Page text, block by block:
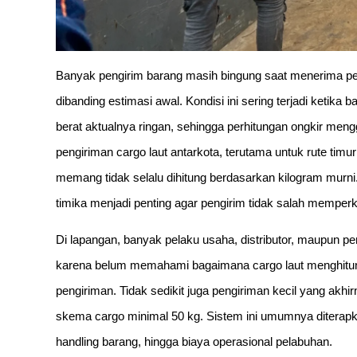
Banyak pengirim barang masih bingung saat menerima
dibanding estimasi awal. Kondisi ini sering terjadi ketika
berat aktualnya ringan, sehingga perhitungan ongkir
pengiriman cargo laut antarkota, terutama untuk rute
memang tidak selalu dihitung berdasarkan kilogram
timika menjadi penting agar pengirim tidak salah
Di lapangan, banyak pelaku usaha, distributor, maupun
karena belum memahami bagaimana cargo laut
pengiriman. Tidak sedikit juga pengiriman kecil yang
skema cargo minimal 50 kg. Sistem ini umumnya
handling barang, hingga biaya operasional pelabuhan.